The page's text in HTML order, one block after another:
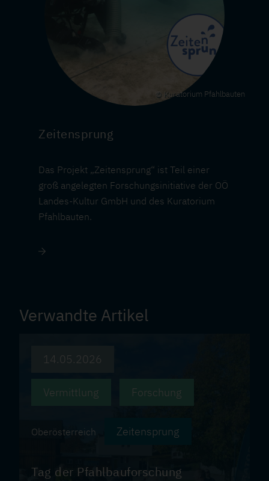
Kuratorium Pfahlbauten
Zeitensprung
Das Projekt „Zeitensprung“ ist Teil einer
groß angelegten Forschungsinitiative der OÖ
Landes-Kultur GmbH und des Kuratorium
Pfahlbauten.
Verwandte Artikel
14.05.2026
Vermittlung Forschung
Oberösterreich Zeitensprung
Tag der Pfahlbauforschung